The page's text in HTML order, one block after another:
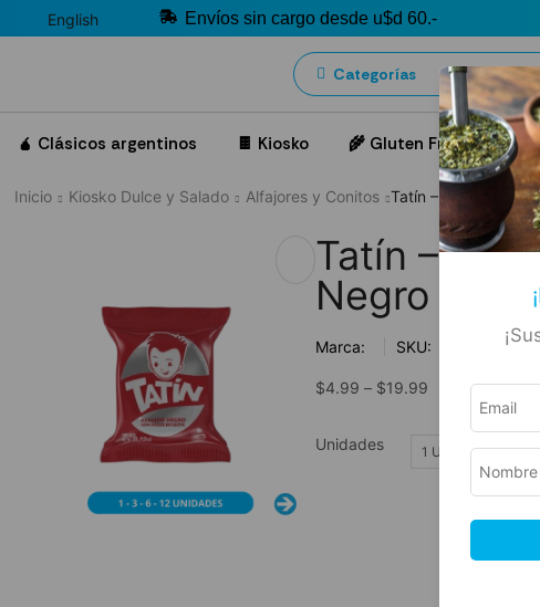
English Envíos sin cargo desde u$d 60.-
Categorías
🧉 Clásicos argentinos 🍫 Kiosko 🌾 Gluten Free ✡
Inicio Kiosko Dulce y Salado Alfajores y Conitos Tatín – Alfajor Negro
Tatín –
Negro
Marca: SKU:
$4.99 – $19.99
Unidades 1 UNIDAD 3
6
12